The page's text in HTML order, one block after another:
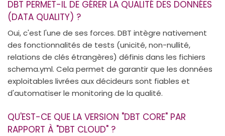
DBT PERMET-IL DE GÉRER LA QUALITÉ DES DONNÉES
(DATA QUALITY) ?
Oui, c'est l'une de ses forces. DBT intègre nativement
des fonctionnalités de tests (unicité, non-nullité,
relations de clés étrangères) définis dans les fichiers
schema.yml. Cela permet de garantir que les données
exploitables livrées aux décideurs sont fiables et
d'automatiser le monitoring de la qualité.
QU'EST-CE QUE LA VERSION "DBT CORE" PAR
RAPPORT À "DBT CLOUD" ?